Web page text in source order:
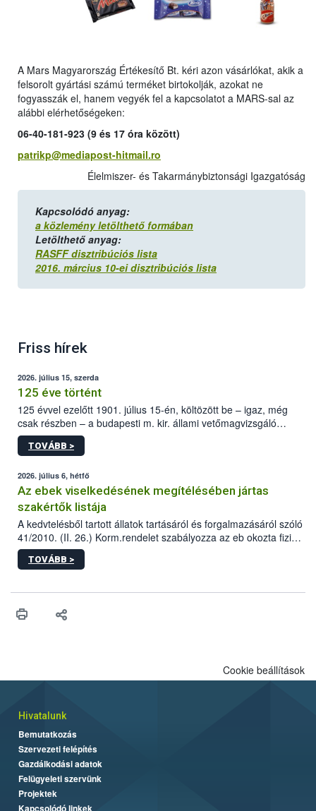
A Mars Magyarország Értékesítő Bt. kéri azon vásárlókat, akik a
felsorolt gyártási számú terméket birtokolják, azokat ne
fogyasszák el, hanem vegyék fel a kapcsolatot a MARS-sal az
alábbi elérhetőségeken:
06-40-181-923 (9 és 17 óra között)
patrikp@mediapost-hitmail.ro
Élelmiszer- és Takarmánybiztonsági Igazgatóság
Kapcsolódó anyag:
a közlemény letölthető formában
Letölthető anyag:
RASFF disztribúciós lista
2016. március 10-ei disztribúciós lista
Friss hírek
2026. július 15, szerda
125 éve történt
125 évvel ezelőtt 1901. július 15-én, költözött be – igaz, még
csak részben – a budapesti m. kir. állami vetőmagvizsgáló
állomás a Kis Rókus utca 15. szám alatti, Czigler Győző által
tervezett új épületébe.
TOVÁBB >
2026. július 6, hétfő
Az ebek viselkedésének megítélésében jártas
szakértők listája
A kedvtelésből tartott állatok tartásáról és forgalmazásáról szóló
41/2010. (II. 26.) Korm.rendelet szabályozza az eb okozta fizikai
sérülés, illetve ennek veszélye keletkezésekor felmerülő
hatósági feladatokat, valamint a veszélyes eb tartását és annak
vonni az ebek viselkedésének megítélésében jártas szakértőt.
TOVÁBB >
Cookie beállítások
Hivatalunk
Bemutatkozás
Szervezeti felépítés
Gazdálkodási adatok
Felügyeleti szervünk
Projektek
Kapcsolódó linkek